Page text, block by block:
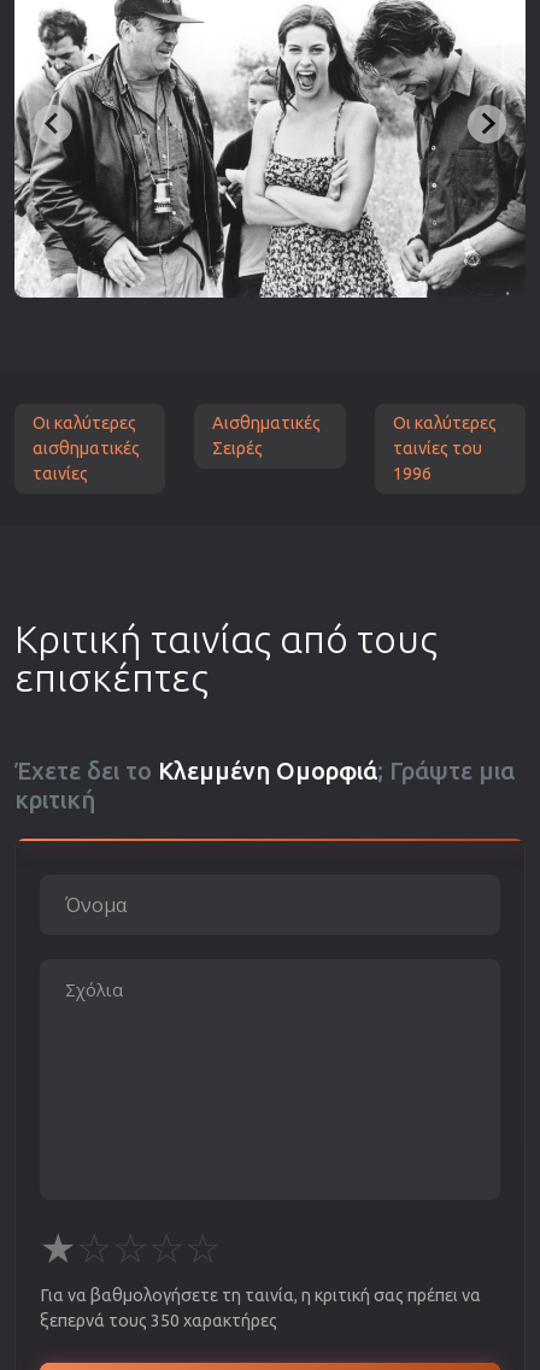
Οι καλύτερες
αισθηματικές
ταινίες
Αισθηματικές
Σειρές
Οι καλύτερες
ταινίες του
1996
Κριτική ταινίας από τους
επισκέπτες
Έχετε δει το Κλεμμένη Ομορφιά; Γράψτε μια
κριτική
★☆☆☆☆
Για να βαθμολογήσετε τη ταινία, η κριτική σας πρέπει να
ξεπερνά τους 350 χαρακτήρες